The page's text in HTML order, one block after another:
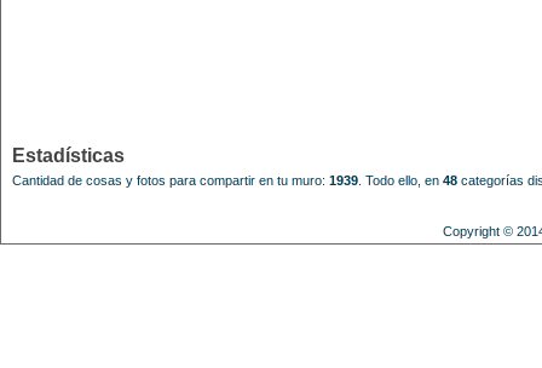
Estadísticas
Cantidad de cosas y fotos para compartir en tu muro: 1939 Todo ello, en 48 categorías
Copyright ©